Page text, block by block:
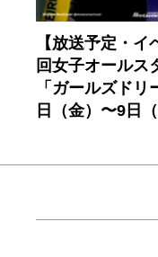
【放送予定・
回女子オールス
「ガールズド
日（金）〜9日